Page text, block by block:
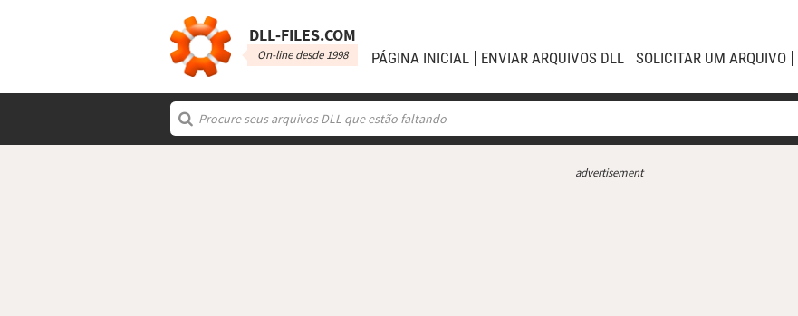
DLL‑FILES.COM
On-line desde 1998 PÁGINA INICIAL ENVIAR ARQUIVOS DLL SOLICITAR UM ARQUIVO
advertisement